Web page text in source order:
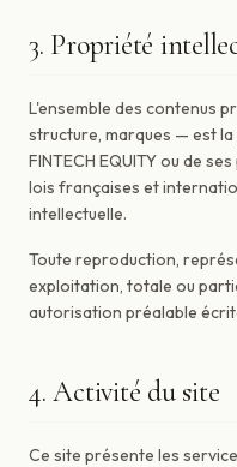
3. Propriété
L'ensemble des contenus
structure, marques — est
FINTECH EQUITY ou de
lois françaises et
intellectuelle.
Toute reproduction,
exploitation, totale ou
autorisation préalable
4. Activité du site
Ce site présente les